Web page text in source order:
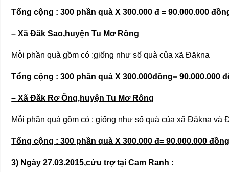
Tổng cộng : 300 phần quà X 300.000 đ = 90.000.000
– Xã Đăk Sao,huyện Tu Mơ Rông
Mỗi phần quà gồm có :giống như số quà của xã Đăkna
Tổng cộng : 300 phần quà X 300.000đồng= 90.000.000
– Xã Đăk Rơ Ông,huyện Tu Mơ Rông
Mỗi phần quà gồm có : giống như số quà của xã Đăkna và
Tổng cộng : 300 phần quà X 300.000 đ= 90.000.000
3) Ngày 27.03.2015,cứu trợ tại Cam Ranh :